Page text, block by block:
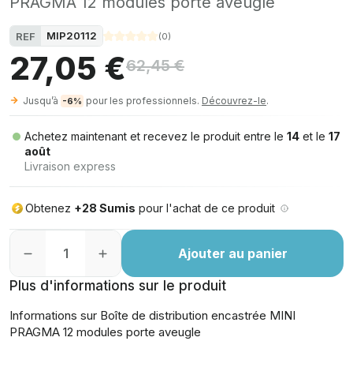
REF MIP20112 (0)
27,05 €62,45 €
Jusqu’à -6% pour les professionnels. Découvrez-le.
Achetez maintenant et recevez le produit entre le 14et le 17
août
Livraison express
Obtenez +28 Sumis pour l'achat de ce produit
Ajouter au panier
Plus d'informations sur le produit
Informations sur Boîte de distribution encastrée MINI
PRAGMA 12 modules porte aveugle